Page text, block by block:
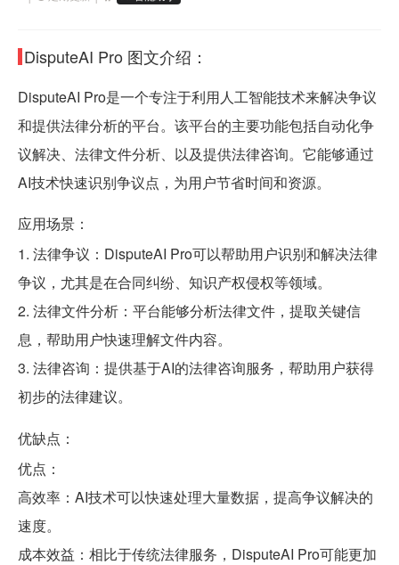
DisputeAI Pro 图文介绍：
DisputeAI Pro是一个专注于利用人工智能技术来解决争议
和提供法律分析的平台。该平台的主要功能包括自动化争
议解决、法律文件分析、以及提供法律咨询。它能够通过
AI技术快速识别争议点，为用户节省时间和资源。
应用场景：
1. 法律争议：DisputeAI Pro可以帮助用户识别和解决法律
争议，尤其是在合同纠纷、知识产权侵权等领域。
2. 法律文件分析：平台能够分析法律文件，提取关键信
息，帮助用户快速理解文件内容。
3. 法律咨询：提供基于AI的法律咨询服务，帮助用户获得
初步的法律建议。
优缺点：
优点：
高效率：AI技术可以快速处理大量数据，提高争议解决的
速度。
成本效益：相比于传统法律服务，DisputeAI Pro可能更加